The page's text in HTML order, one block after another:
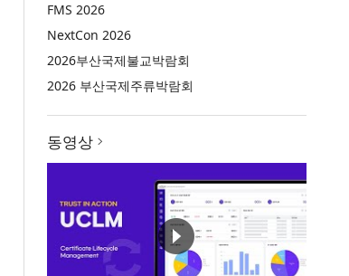
FMS 2026
NextCon 2026
2026부산국제불교박람회
2026 부산국제주류박람회
동영상